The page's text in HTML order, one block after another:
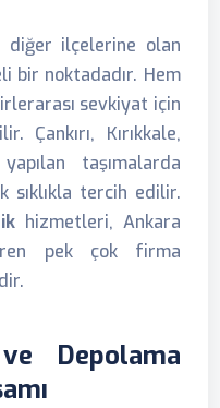
diğer ilçelerine olan
bir noktadadır. Hem
sevkiyat için
Kırıkkale,
taşımalarda
sıklıkla tercih edilir.
hizmetleri, Ankara
pek çok firma
Depolama